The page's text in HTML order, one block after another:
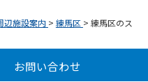
辺施設案内 > 練馬区 > 練馬区のス
お問い合わせ